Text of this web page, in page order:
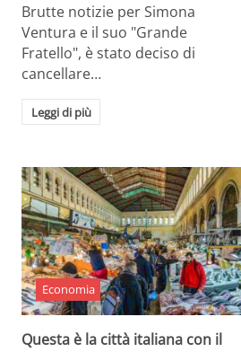
Brutte notizie per Simona
Ventura e il suo "Grande
Fratello", è stato deciso di
cancellare…
Leggi di più
Economia
Questa è la città italiana con il